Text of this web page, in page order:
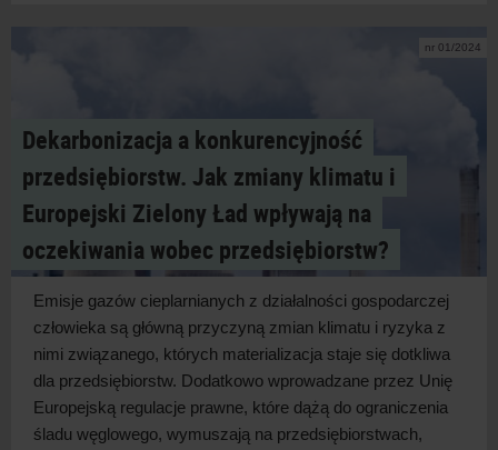
nr 01/2024
Dekarbonizacja a konkurencyjność
przedsiębiorstw. Jak zmiany klimatu i
Europejski Zielony Ład wpływają na
oczekiwania wobec przedsiębiorstw?
Emisje gazów cieplarnianych z działalności gospodarczej
człowieka są główną przyczyną zmian klimatu i ryzyka z
nimi związanego, których materializacja staje się dotkliwa
dla przedsiębiorstw. Dodatkowo wprowadzane przez Unię
Europejską regulacje prawne, które dążą do ograniczenia
śladu węglowego, wymuszają na przedsiębiorstwach,